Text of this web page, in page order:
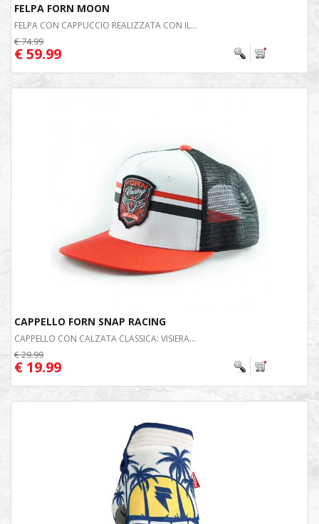
FELPA FORN MOON
FELPA CON CAPPUCCIO REALIZZATA CON IL...
€ 74.99
€ 59.99
CAPPELLO FORN SNAP RACING
CAPPELLO CON CALZATA CLASSICA: VISIERA...
€ 29.99
€ 19.99